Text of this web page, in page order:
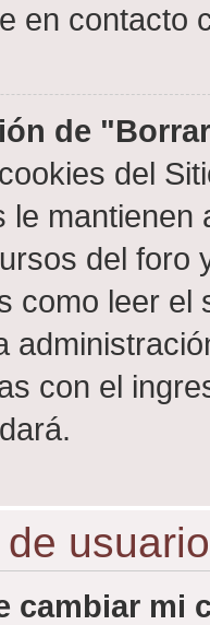
en contacto
de
del
le
del foro
como leer el
con el
cambiar mi